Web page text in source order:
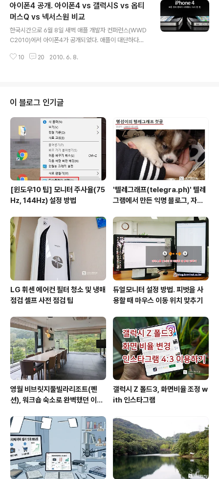
티머스Q 후기 4 - 안드로이드폰 메모리를 드라이브로 인
식시키기 - 옵티머스Q 후기 3 - 안드로이드폰에 옴니아의
주소록(연락처)·일정을 넣는 방 - 옵티머스Q 후기 2 - 갤
럭시S와 아이폰4의 대결? 그럼 옵티머스Q는? 사양 비교
- 옵티머스Q(LG-LU2300), 이래서 좋고~ 이래서 문제
있다 - 후기 1 - 아이폰4 공개. 아이폰4 vs 갤럭시S..
아이폰4 공개. 아이폰4 vs 갤럭시S vs 옵티
머스Q vs 넥서스원 비교
한국시간으로 6월 8일 새벽 애플 개발자 컨퍼런스(WWD
C2010)에서 아이폰4가 공개되었다. 애플이 대단하다고
슈를 만들어내고 그로 인해 고객에게 기대를 갖게하고, 결
법, LG 모바일 싱크(LG Mobile Sync) - 옵티머스Q 후
기 4 - 안드로이드폰 메모리를 드라이브로 인식시키기 -
옵티머스Q 후기 3 - 안드로이드폰에 옴니아의 주소록(연
락처)·일정을 넣는 방 - 옵티머스Q 후기 2 - 갤럭시S와 아
이폰4의 대결? 그럼 옵티머스Q는? 사양 비교 - 옵티머스
Q(LG-L..
10 20 2010. 6. 8.
이 블로그 인기글
[윈도우10 팁] 모니터 주사율(75
Hz, 144Hz) 설정 방법
'텔레그래프(telegra.ph)' 텔레
그램에서 만든 익명 블로그, 자유
LG 휘센 에어컨 필터 청소 및 냉매
점검 셀프 사전 점검 팁
듀얼모니터 설정 방법. 피벗을 사
용할 때 마우스 이동 위치 맞추기
영월 비브릿지풀빌라리조트(펜
션), 워크숍 숙소로 완벽했던 이유
갤럭시 Z 폴드3, 화면비율 조정 w
ith 인스타그램